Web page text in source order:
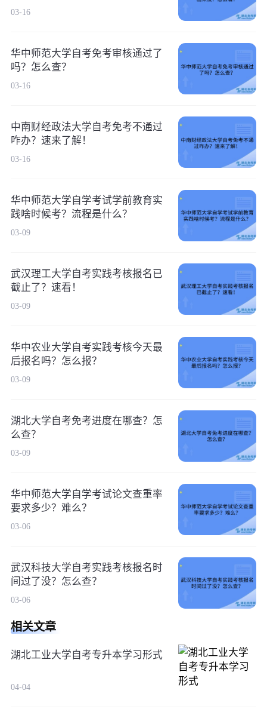
03-16
华中师范大学自考免考审核通过了
吗？怎么查？
03-16
中南财经政法大学自考免考不通过
咋办？速来了解！
03-16
华中师范大学自学考试学前教育实
践啥时候考？流程是什么？
03-09
武汉理工大学自考实践考核报名已
截止了？速看！
03-09
华中农业大学自考实践考核今天最
后报名吗？怎么报？
03-09
湖北大学自考免考进度在哪查？怎
么查？
03-09
华中师范大学自学考试论文查重率
要求多少？难么？
03-06
武汉科技大学自考实践考核报名时
间过了没？怎么查？
03-06
相关文章
湖北工业大学自考专升本学习形式
04-04